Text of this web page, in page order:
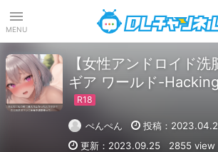
MENU
【女性アンドロイド洗
ギア ワールド-
ぺんぺん
投稿：
更新：2023.09.25
2855 view